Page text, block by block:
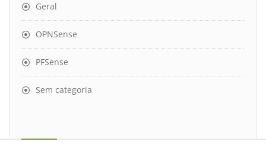
Geral
OPNSense
PFSense
Sem categoria